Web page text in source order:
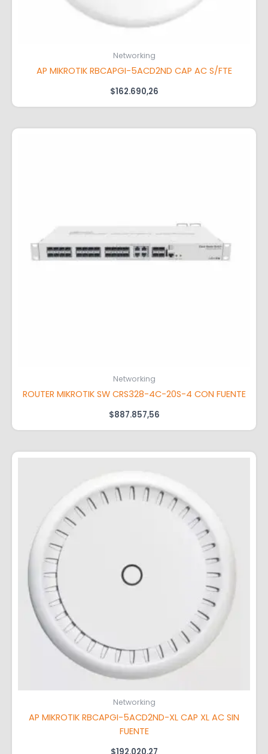
Networking
AP MIKROTIK RBCAPGI-5ACD2ND CAP AC S/FTE
$162.690,26
Networking
ROUTER MIKROTIK SW CRS328-4C-20S-4 CON FUENTE
$887.857,56
Networking
AP MIKROTIK RBCAPGI-5ACD2ND-XL CAP XL AC SIN
FUENTE